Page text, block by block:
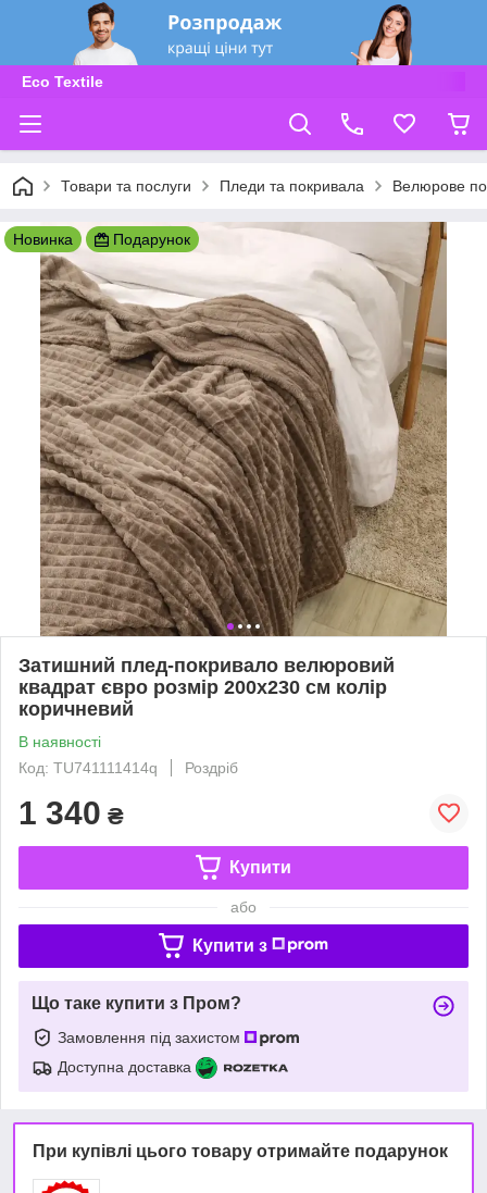
Eco Textile
Товари та послуги Пледи та покривала Велюрове
Новинка Подарунок
Затишний плед-покривало велюровий
квадрат євро розмір 200х230 см колір
коричневий
В наявності
Код: TU741111414q
Роздріб
1 340 ₴
Купити
або
Купити з
Що таке купити з Пром?
Замовлення під захистом
Доступна доставка
При купівлі цього товару отримайте подарунок